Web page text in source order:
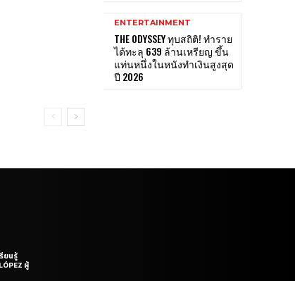
ENTERTAINMENT
THE ODYSSEY ทุบสถิติ! ทำราย
ได้ทะลุ 639 ล้านเหรียญ ขึ้น
แท่นหนึ่งในหนังทำเงินสูงสุด
ปี 2026
ยนรู้
ผู้